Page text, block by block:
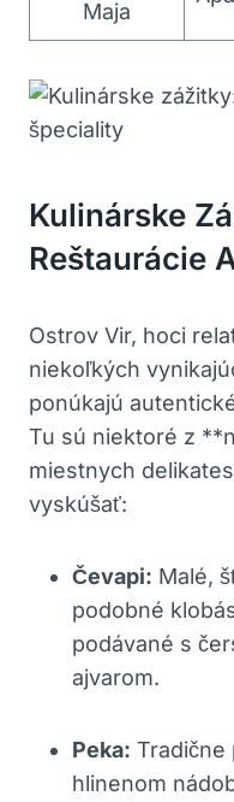
Maja
Kulinárske
Reštaurácie
Ostrov Vir, hoci
niekoľkých
ponúkajú
Tu sú niektoré z
miestnych
vyskúšať:
Čevapi: Malé,
podobné
podávané s
ajvarom.
Peka: Tradične
hlinenom